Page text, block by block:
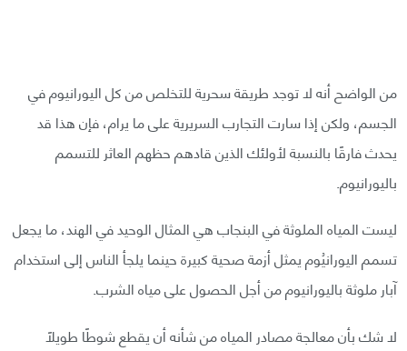
من الواضح أنه لا توجد طريقة سحرية للتخلص من كل اليورانيوم في
الجسم، ولكن إذا سارت التجارب السريرية على ما يرام، فإن هذا قد
يحدث فارقًا بالنسبة لأولئك الذين قادهم حظهم العاثر للتسمم
باليورانيوم.
ليست المياه الملوثة في البنجاب هي المثال الوحيد في الهند، ما يجعل
تسمم اليورانيُوم يمثل أزمة صحية كبيرة حينما يلجأ الناس إلى استخدام
آبار ملوثة باليورانيوم من أجل الحصول على مياه الشرب.
لا شك بأن معالجة مصادر المياه من شأنه أن يقطع شوطًا طويلًا